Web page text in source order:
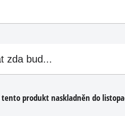
zda bud...
produkt naskladněn do